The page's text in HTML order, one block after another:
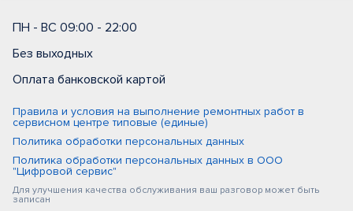
ПН - ВС 09:00 - 22:00
Без выходных
Оплата банковской картой
Правила и условия на выполнение ремонтных работ в
сервисном центре типовые (единые)
Политика обработки персональных данных
Политика обработки персональных данных в ООО
"Цифровой сервис"
Для улучшения качества обслуживания ваш разговор может быть
записан